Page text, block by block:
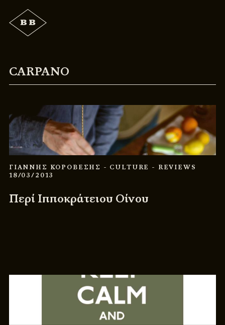
CARPANO
ΓΙΑΝΝΗΣ ΚΟΡΟΒΕΣΗΣ - CULTURE - REVIEWS
18/03/2013
Περί Ιπποκράτειου Οίνου